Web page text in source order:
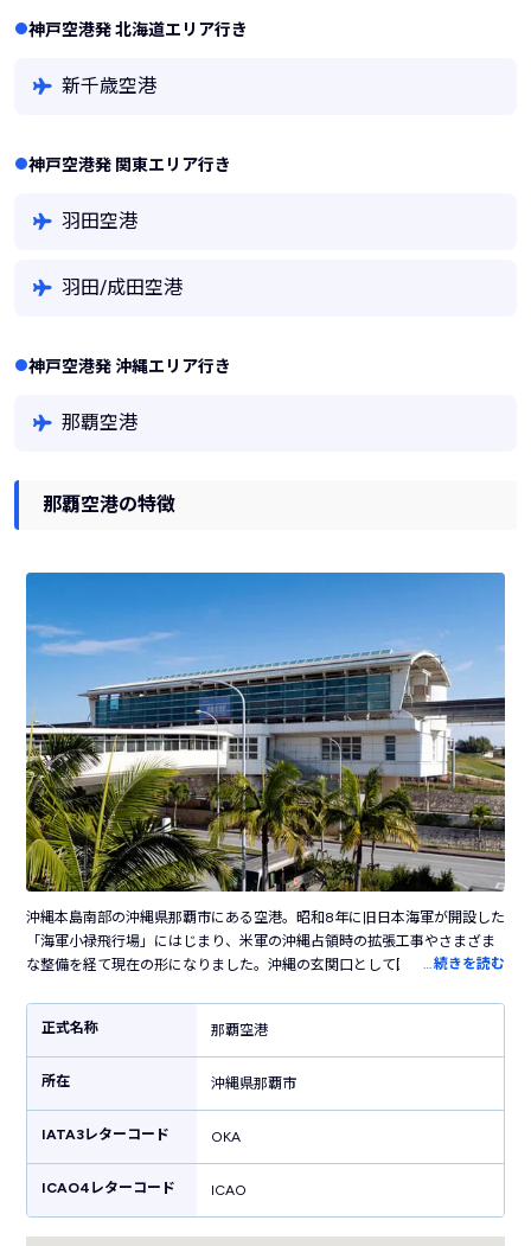
神戸空港発 北海道エリア行き
新千歳空港
神戸空港発 関東エリア行き
羽田空港
羽田/成田空港
神戸空港発 沖縄エリア行き
那覇空港
那覇空港の特徴
沖縄本島南部の沖縄県那覇市にある空港。昭和8年に旧日本海軍が開設した
「海軍小禄飛行場」にはじまり、米軍の沖縄占領時の拡張工事やさまざま
な整備を経て現在の形になりました。沖縄の玄関口として国内外を、そし
航します。空港内各所には鮮やかな花が飾られていて、南国らしい雰囲気
で出迎えてくれます。空港内にはたくさんのお店が立ち並び、ソーキそば
やオリオンビールなど沖縄らしいグルメを販売しています。ちんすこうや
紅芋タルトなどの沖縄土産もたくさん販売しており、ショッピングも楽し
める空港です。
…続きを読む
正式名称 那覇空港
所在 沖縄県那覇市
IATA3レターコード OKA
ICAO4レターコード ICAO